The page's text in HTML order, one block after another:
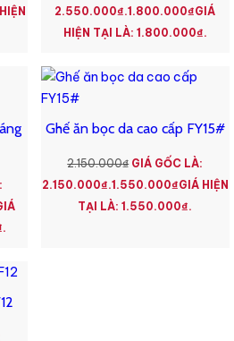
2.550.000₫.1.800.000₫GIÁ
HIỆN TẠI LÀ: 1.800.000₫.
Ghế ăn bọc da cao cấp FY15#
2.150.000₫ GIÁ GỐC LÀ:
2.150.000₫.1.550.000₫GIÁ HIỆN
TẠI LÀ: 1.550.000₫.